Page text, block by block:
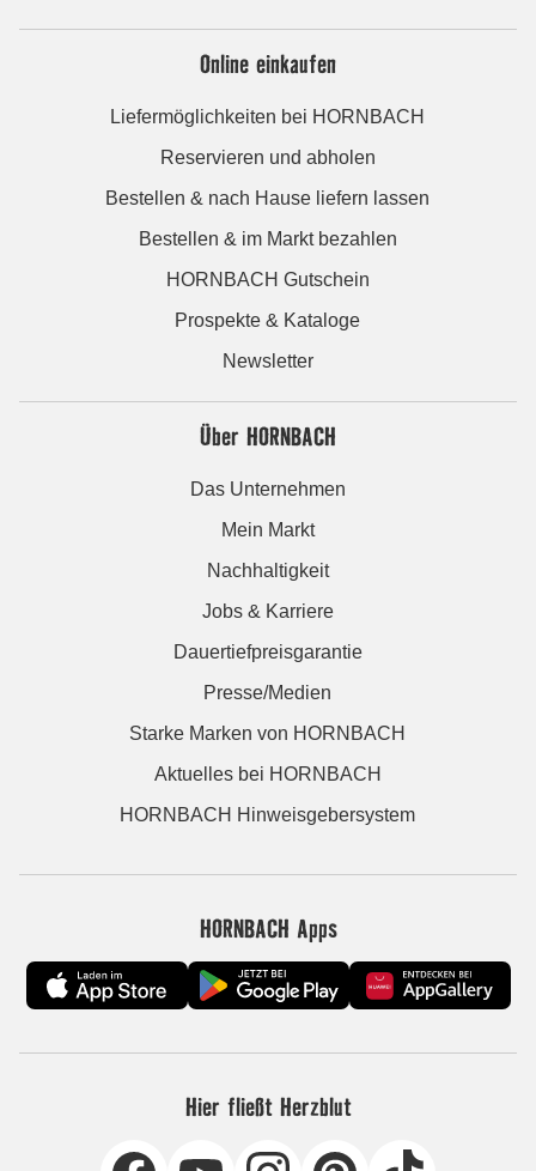
Online einkaufen
Liefermöglichkeiten bei HORNBACH
Reservieren und abholen
Bestellen & nach Hause liefern lassen
Bestellen & im Markt bezahlen
HORNBACH Gutschein
Prospekte & Kataloge
Newsletter
Über HORNBACH
Das Unternehmen
Mein Markt
Nachhaltigkeit
Jobs & Karriere
Dauertiefpreisgarantie
Presse/Medien
Starke Marken von HORNBACH
Aktuelles bei HORNBACH
HORNBACH Hinweisgebersystem
HORNBACH Apps
Hier fließt Herzblut